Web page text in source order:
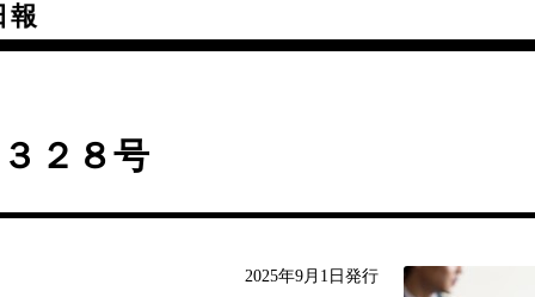
報
２８号
2025年9月1日発行